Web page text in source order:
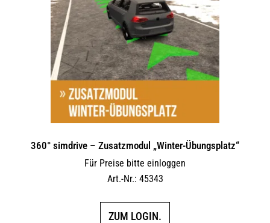
360° simdrive – Zusatzmodul „Winter-Übungsplatz“
Für Preise bitte einloggen
Art.-Nr.: 45343
ZUM LOGIN.